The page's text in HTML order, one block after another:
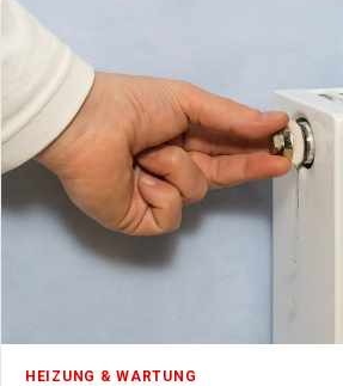
HEIZUNG & WARTUNG